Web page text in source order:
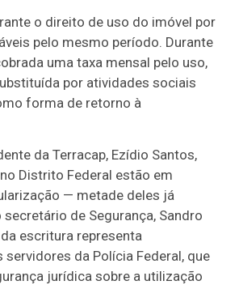
o direito de uso do imóvel por
pelo mesmo período. Durante
uma taxa mensal pelo uso,
por atividades sociais
forma de retorno à
da Terracap, Ezídio Santos,
Distrito Federal estão em
— metade deles já
secretário de Segurança, Sandro
escritura representa
da Polícia Federal, que
jurídica sobre a utilização